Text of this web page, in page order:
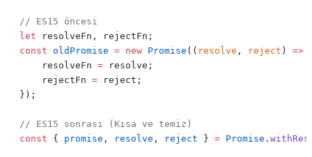
let
const oldPromise = new Promise (( resolve , reject ) =>
    resolveFn
=
    rejectFn
=
const { promise , resolve , reject } = Promise .